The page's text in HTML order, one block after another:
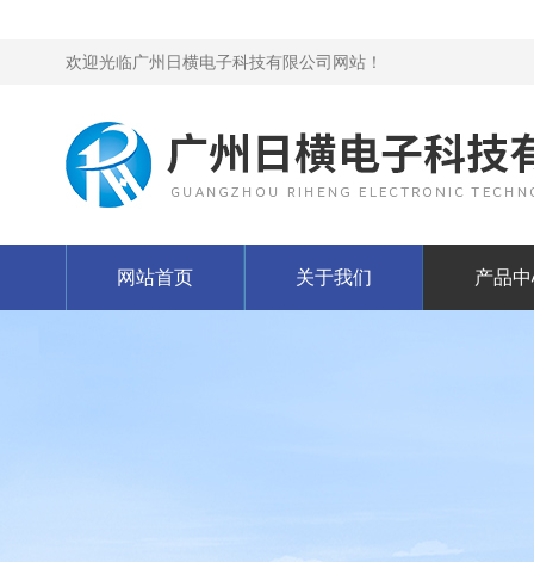
欢迎光临广州日横电子科技有限公司网站！
网站首页 关于我们 产品